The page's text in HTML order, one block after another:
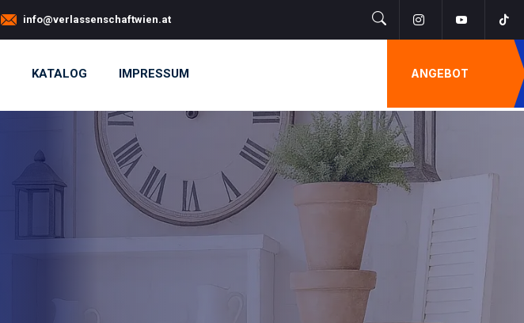
info@verlassenschaftwien.at
KATALOG IMPRESSUM ANGEBOT